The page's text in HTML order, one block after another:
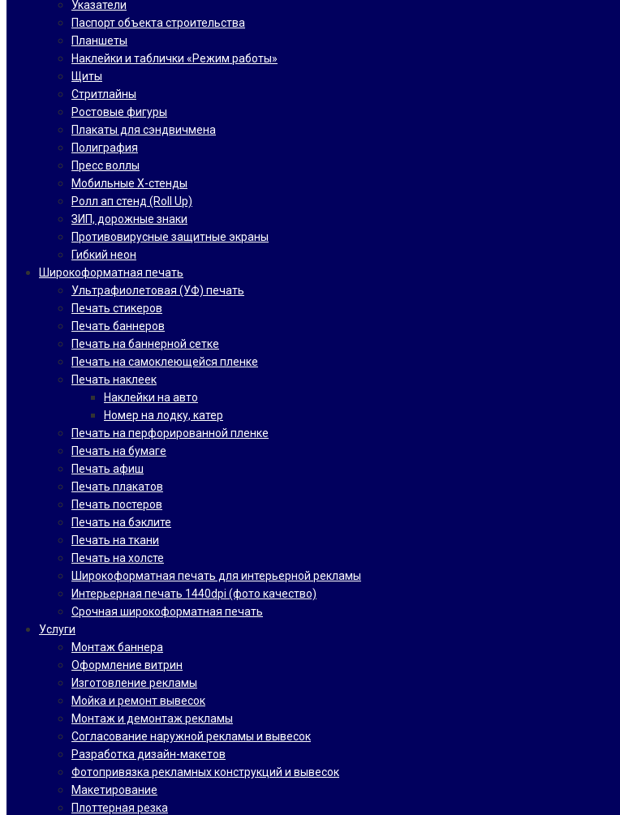
Указатели
Паспорт объекта строительства
Планшеты
Наклейки и таблички «Режим работы»
Щиты
Стритлайны
Ростовые фигуры
Плакаты для сэндвичмена
Полиграфия
Пресс воллы
Мобильные Х-стенды
Ролл ап стенд (Roll Up)
ЗИП, дорожные знаки
Противовирусные защитные экраны
Гибкий неон
Широкоформатная печать
Ультрафиолетовая (УФ) печать
Печать стикеров
Печать баннеров
Печать на баннерной сетке
Печать на самоклеющейся пленке
Печать наклеек
Наклейки на авто
Номер на лодку, катер
Печать на перфорированной пленке
Печать на бумаге
Печать афиш
Печать плакатов
Печать постеров
Печать на бэклите
Печать на ткани
Печать на холсте
Широкоформатная печать для интерьерной рекламы
Интерьерная печать 1440dpi (фото качество)
Срочная широкоформатная печать
Услуги
Монтаж баннера
Оформление витрин
Изготовление рекламы
Мойка и ремонт вывесок
Монтаж и демонтаж рекламы
Согласование наружной рекламы и вывесок
Разработка дизайн-макетов
Фотопривязка рекламных конструкций и вывесок
Макетирование
Плоттерная резка